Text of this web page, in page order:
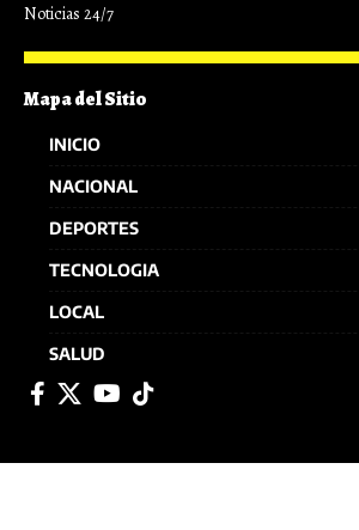
Noticias 24/7
Mapa del Sitio
INICIO
NACIONAL
DEPORTES
TECNOLOGIA
LOCAL
SALUD